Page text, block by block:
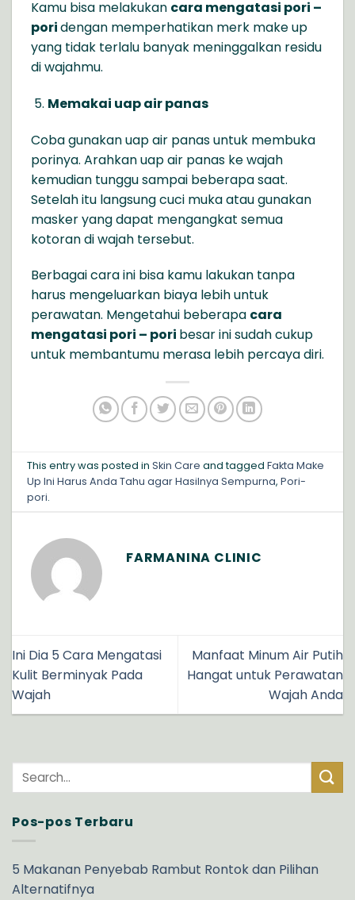
Kamu bisa melakukan cara mengatasi pori –
poridengan memperhatikan merk make up
yang tidak terlalu banyak meninggalkan residu
di wajahmu.
Memakai uap air panas
Coba gunakan uap air panas untuk membuka
porinya. Arahkan uap air panas ke wajah
kemudian tunggu sampai beberapa saat.
Setelah itu langsung cuci muka atau gunakan
masker yang dapat mengangkat semua
kotoran di wajah tersebut.
Berbagai cara ini bisa kamu lakukan tanpa
harus mengeluarkan biaya lebih untuk
perawatan. Mengetahui beberapa cara
mengatasi pori – pori besar ini sudah cukup
untuk membantumu merasa lebih percaya diri.
This entry was posted inSkin Care and taggedFakta Make
Up Ini Harus Anda Tahu agar Hasilnya Sempurna,Pori-
pori.
FARMANINA CLINIC
Ini Dia 5 Cara Mengatasi
Kulit Berminyak Pada
Wajah
Manfaat Minum Air Putih
Hangat untuk Perawatan
Wajah Anda
Pos-pos Terbaru
5 Makanan Penyebab Rambut Rontok dan Pilihan
Alternatifnya